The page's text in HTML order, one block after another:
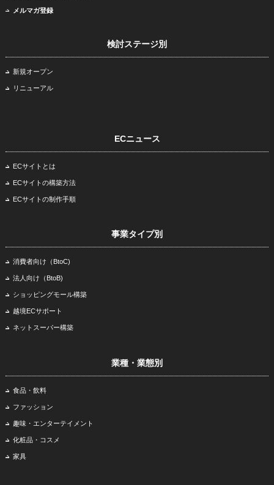
メルマガ登録
検討ステージ別
新規オープン
リニューアル
ECニュース
ECサイトとは
ECサイトの構築方法
ECサイトの制作手順
事業タイプ別
消費者向け（BtoC)
法人向け（BtoB)
ショッピングモール構築
越境ECサポート
ネットスーパー構築
業種・業態別
食品・飲料
ファッション
趣味・エンターテイメント
化粧品・コスメ
家具